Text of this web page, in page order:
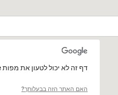
‏דף זה לא יכול לטעון את מפות Google כראוי.
האם האתר הזה בבעלותך?